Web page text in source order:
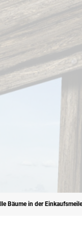
Bäume in der